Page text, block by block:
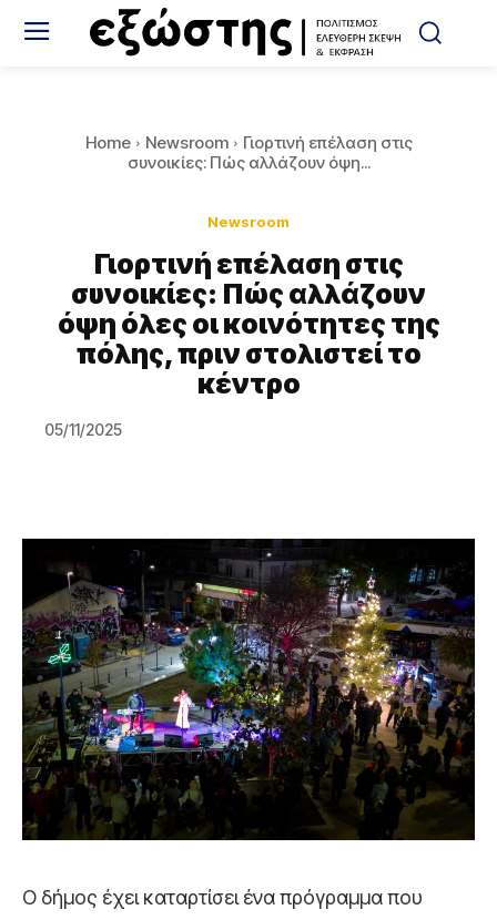
Home Newsroom
Γιορτινή επέλαση στις
συνοικίες: Πώς αλλάζουν όψη...
Newsroom
Γιορτινή επέλαση στις
συνοικίες: Πώς αλλάζουν
όψη όλες οι κοινότητες της
πόλης, πριν στολιστεί το
κέντρο
05/11/2025
Ο δήμος έχει καταρτίσει ένα πρόγραμμα που